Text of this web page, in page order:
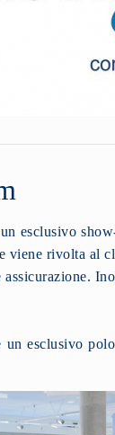
esclusivo
viene rivolta al
esclusivo